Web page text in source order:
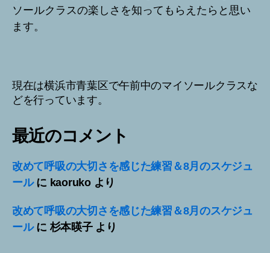
ソールクラスの楽しさを知ってもらえたらと思い
ます。
現在は横浜市青葉区で午前中のマイソールクラスな
どを行っています。
最近のコメント
改めて呼吸の大切さを感じた練習＆8月のスケジュ
ールに kaorukoより
改めて呼吸の大切さを感じた練習＆8月のスケジュ
ールに杉本暎子より